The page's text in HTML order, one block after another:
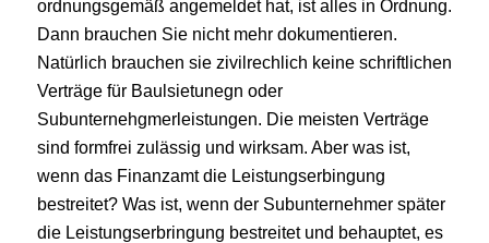
ordnungsgemäß angemeldet hat, ist alles in Ordnung.
Dann brauchen Sie nicht mehr dokumentieren.
Natürlich brauchen sie zivilrechlich keine schriftlichen
Verträge für Baulsietunegn oder
Subunternehgmerleistungen. Die meisten Verträge
sind formfrei zulässig und wirksam. Aber was ist,
wenn das Finanzamt die Leistungserbingung
bestreitet? Was ist, wenn der Subunternehmer später
die Leistungserbringung bestreitet und behauptet, es